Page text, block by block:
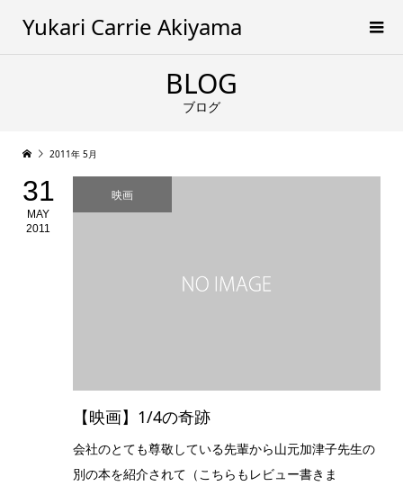
Yukari Carrie Akiyama
BLOG
ブログ
2011年 5月
31
MAY
2011
映画
【映画】1/4の奇跡
会社のとても尊敬している先輩から山元加津子先生の
別の本を紹介されて（こちらもレビュー書きま